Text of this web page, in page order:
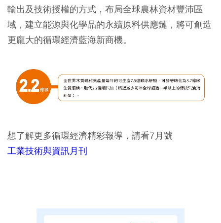
輸出及技術授權的方式，布局全球農林資材豐沛區
域，建立能源與化學品的永續原料供應鏈，將可創造
更龐大的循環經濟藍海新商機。
想了解更多循環經濟精彩報導，請看7月號
工業技術與資訊月刊